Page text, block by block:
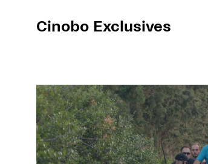
Cinobo Exclusives